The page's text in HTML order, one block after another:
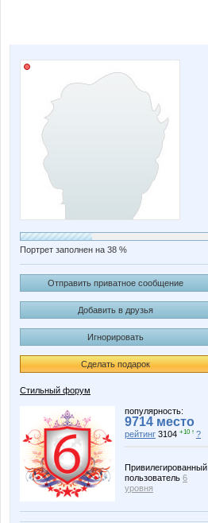
Портрет заполнен на 38 %
Отправить приватное сообщение
Добавить в друзья
Игнорировать
Сделать подарок
Стильный форум
популярность:
9714 место
рейтинг 3104 +10 ↑ ?
Привилегированный
пользователь 6
уровня